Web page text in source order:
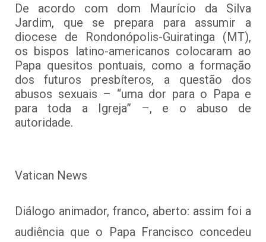
De acordo com dom Maurício da Silva
Jardim, que se prepara para assumir a
diocese de Rondonópolis-Guiratinga (MT),
os bispos latino-americanos colocaram ao
Papa quesitos pontuais, como a formação
dos futuros presbíteros, a questão dos
abusos sexuais – “uma dor para o Papa e
para toda a Igreja” –, e o abuso de
autoridade.
Vatican News
Diálogo animador, franco, aberto: assim foi a
audiência que o Papa Francisco concedeu